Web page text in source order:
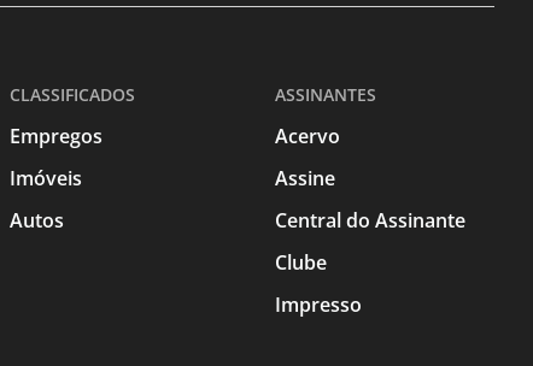
CLASSIFICADOS
Empregos
Imóveis
Autos
ASSINANTES
Acervo
Assine
Central do Assinante
Clube
Impresso